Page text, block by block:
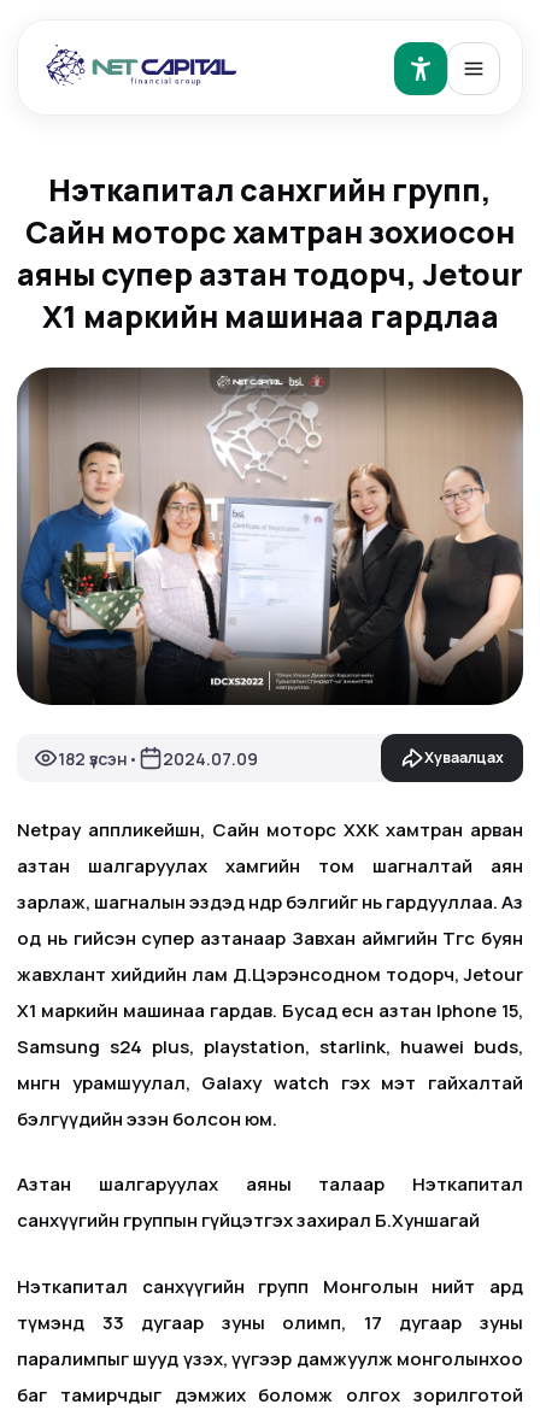
Нэткапитал санхүүгийн групп,
Сайн моторс хамтран зохиосон
аяны супер азтан тодорч, Jetour
Х1 маркийн машинаа гардлаа
182 үзсэн • 2024.07.09 Хуваалцах
Netpay аппликейшн, Сайн моторс ХХК хамтран арван
азтан шалгаруулах хамгийн том шагналтай аян
зарлаж, шагналын эздэд өнөөдөр бэлгийг нь гардууллаа. Аз
од нь гийсэн супер азтанаар Завхан аймгийн Төгс буян
жавхлант хийдийн лам Д.Цэрэнсодном тодорч, Jetour
Х1 маркийн машинаа гардав. Бусад есөн азтан Iphone 15,
Samsung s24 plus, playstation, starlink, huawei buds,
мөнгөн урамшуулал, Galaxy watch гэх мэт гайхалтай
бэлгүүдийн эзэн болсон юм.
Азтан шалгаруулах аяны талаар Нэткапитал
санхүүгийн группын гүйцэтгэх захирал Б.Хуншагай
Нэткапитал санхүүгийн групп Монголын нийт ард
түмэнд 33 дугаар зуны олимп, 17 дугаар зуны
паралимпыг шууд үзэх, үүгээр дамжуулж монголынхоо
баг тамирчдыг дэмжих боломж олгох зорилготой